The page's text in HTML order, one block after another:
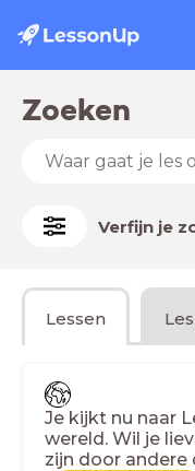
Zoeken
Verfijn je
Lessen
Je kijkt nu naar
wereld. Wil je
zijn door